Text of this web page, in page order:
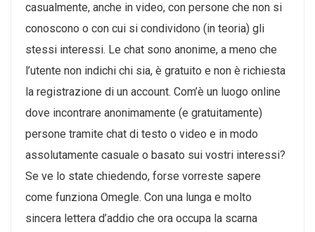
casualmente, anche in video, con persone che non si
conoscono o con cui si condividono (in teoria) gli
stessi interessi. Le chat sono anonime, a meno che
l’utente non indichi chi sia, è gratuito e non è richiesta
la registrazione di un account. Com’è un luogo online
dove incontrare anonimamente (e gratuitamente)
persone tramite chat di testo o video e in modo
assolutamente casuale o basato sui vostri interessi?
Se ve lo state chiedendo, forse vorreste sapere
come funziona Omegle. Con una lunga e molto
sincera lettera d’addio che ora occupa la scarna